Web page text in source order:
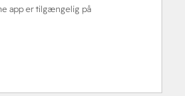
app er tilgængelig på